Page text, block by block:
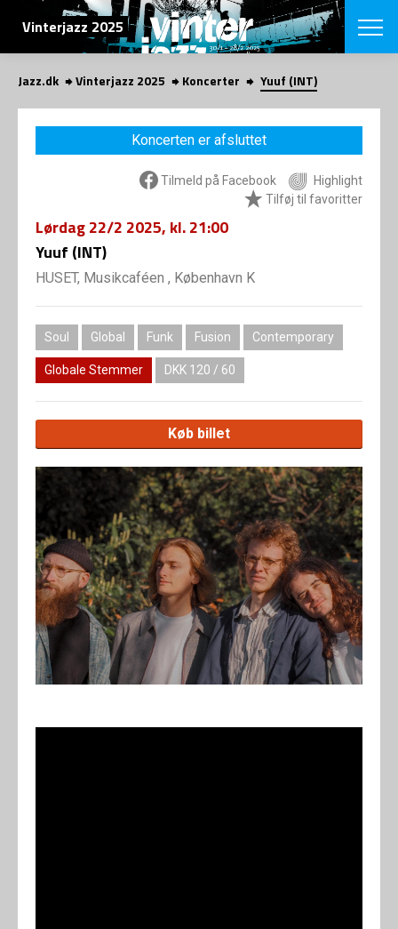
SØG
Vinterjazz 2025
English
VÆLG
COPENHAGEN
VINTERJAZZ
Temaer
LOCATIONS
Om
Om fonden
Om
Jazz.dk Vinterjazz 2025 Koncerter Yuuf (INT)
Koncerten er afsluttet
Tilmeld på Facebook
Highlight
Tilføj til favoritter
Lørdag22/2 2025, kl. 21:00
Yuuf (INT)
HUSET, Musikcaféen , København K
Soul Global Funk Fusion Contemporary
Globale Stemmer DKK 120 / 60
Køb billet